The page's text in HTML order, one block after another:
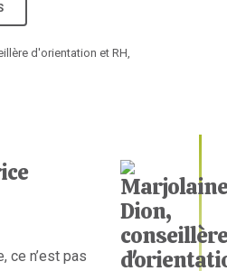
d'orientation et RH,
ce n’est pas